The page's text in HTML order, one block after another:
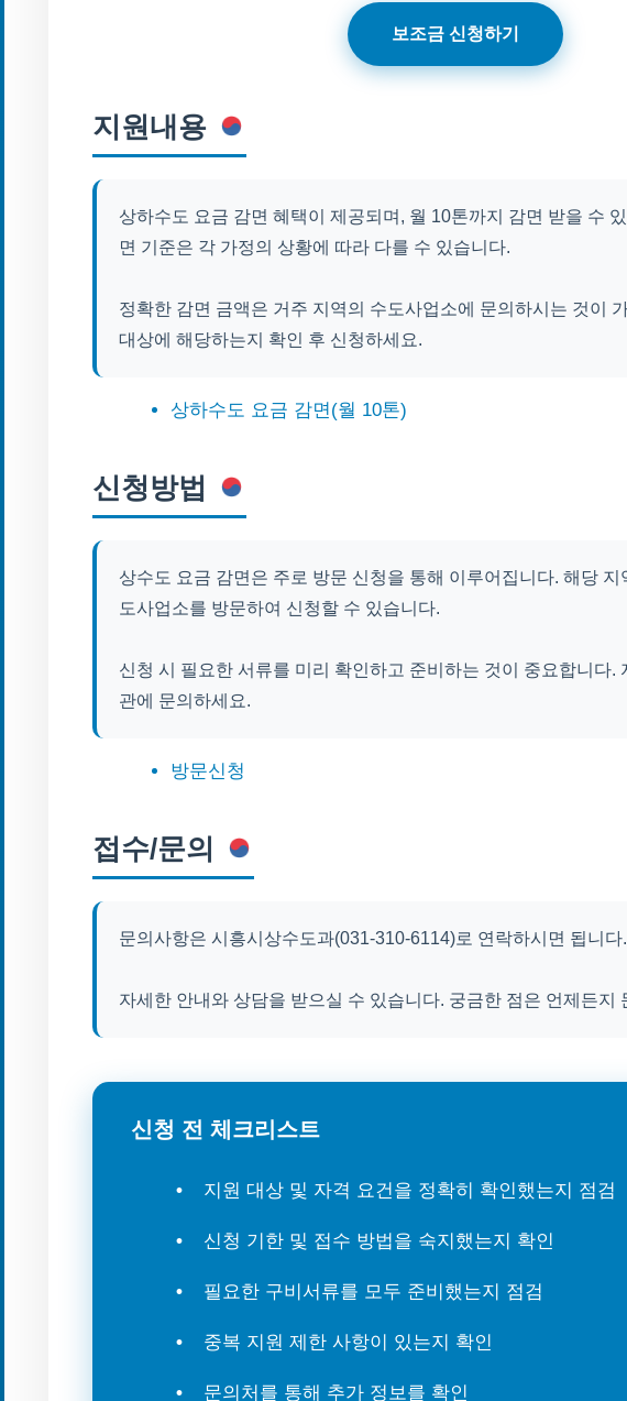
보조금 신청하기
지원내용
상하수도 요금 감면 혜택이 제공되며, 월 10톤까지 감면 받을 수
면 기준은 각 가정의 상황에 따라 다를 수 있습니다.
정확한 감면 금액은 거주 지역의 수도사업소에 문의하시는 것이
대상에 해당하는지 확인 후 신청하세요.
상하수도 요금 감면(월 10톤)
신청방법
상수도 요금 감면은 주로 방문 신청을 통해 이루어집니다. 해당 지
도사업소를 방문하여 신청할 수 있습니다.
신청 시 필요한 서류를 미리 확인하고 준비하는 것이 중요합니다.
관에 문의하세요.
방문신청
접수/문의
문의사항은 시흥시상수도과(031-310-6114)로 연락하시면 됩니다.
자세한 안내와 상담을 받으실 수 있습니다. 궁금한 점은 언제든지
신청 전 체크리스트
지원 대상 및 자격 요건을 정확히 확인했는지 점검
신청 기한 및 접수 방법을 숙지했는지 확인
필요한 구비서류를 모두 준비했는지 점검
중복 지원 제한 사항이 있는지 확인
문의처를 통해 추가 정보를 확인